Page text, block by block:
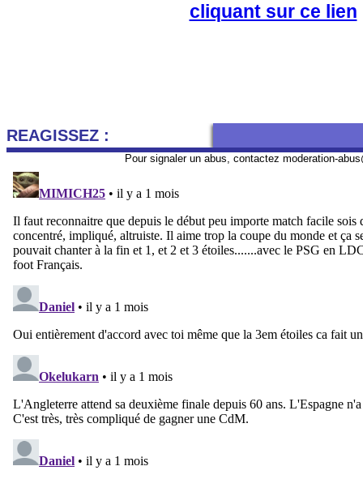
cliquant sur ce lien
REAGISSEZ :
Pour signaler un abus, contactez moderation-